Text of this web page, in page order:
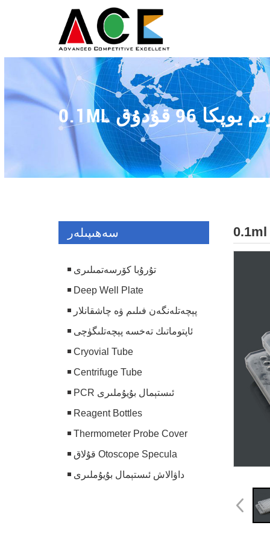
سەھىپىلەر
تۇرۇبا كۆرسەتمىلىرى
Deep Well Plate
پېچەتلەنگەن فىلىم ۋە چاشقانلار
ئاپتوماتىك تەخسە پېچەتلىگۈچى
Cryovial Tube
Centrifuge Tube
PCR ئىستېمال بۇيۇملىرى
Reagent Bottles
Thermometer Probe Cover
قۇلاق Otoscope Specula
داۋالاش ئىستېمال بۇيۇملىرى